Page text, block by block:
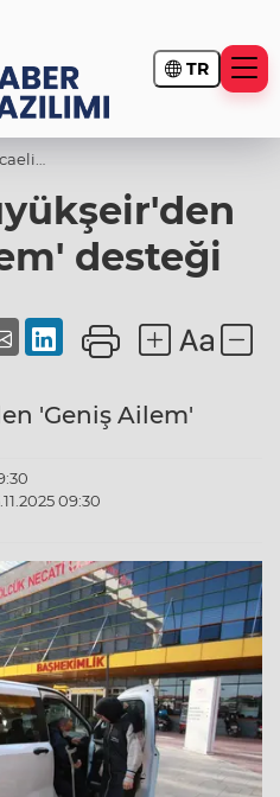
TR
Ailem'
desteği
'Geniş Ailem'
09:30